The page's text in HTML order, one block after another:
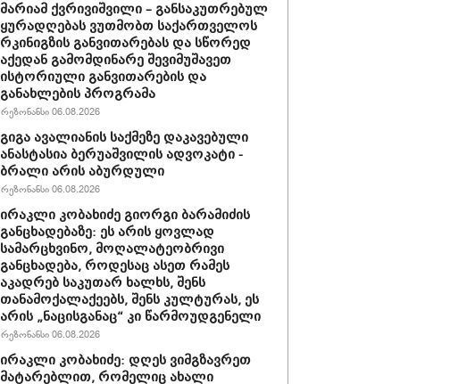
მარიამ ქვრივიშვილი – განსაკუთრებულ
ყურადღებას ვუთმობთ საქართველოს
რკინიგზის განვითარებას და სწორედ
აქედან გამომდინარე შევიმუშავეთ
ისტორიული განვითარების და
განახლების პროგრამა
რეზონანსი 06.08.2026
გიგა ავალიანის საქმეზე დაკავებული
ანასტასია ბერუაშვილის ადვოკატი -
ბრალი არის აბურდული
რეზონანსი 06.08.2026
ირაკლი კობახიძე გიორგი ბარამიძის
განცხადებაზე: ეს არის ყოვლად
სამარცხვინო, მოღალატეობრივი
განცხადება, როდესაც ასეთ რამეს
აკადრებ საკუთარ ხალხს, შენს
თანამოქალაქეებს, შენს კულტურას, ეს
არის „ნაცისგანაც“ კი წარმოუდგენელი
რეზონანსი 06.08.2026
ირაკლი კობახიძე: დღეს ვიმგზავრეთ
მატარებლით, რომელიც ახალი